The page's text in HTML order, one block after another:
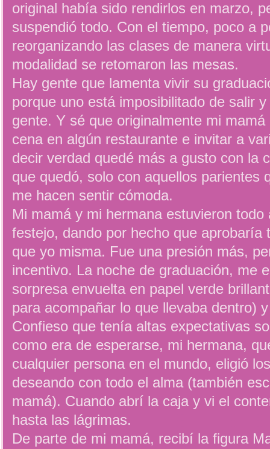
original había sido rendirlos en marzo,
suspendió todo. Con el tiempo, poco a
reorganizando las clases de manera
modalidad se retomaron las mesas.
Hay gente que lamenta vivir su
porque uno está imposibilitado de salir
gente. Y sé que originalmente mi
cena en algún restaurante e invitar a
decir verdad quedé más a gusto con la
que quedó, solo con aquellos parientes
me hacen sentir cómoda.
Mi mamá y mi hermana estuvieron todo
festejo, dando por hecho que aprobaría
que yo misma. Fue una presión más,
incentivo. La noche de graduación, me
sorpresa envuelta en papel verde
para acompañar lo que llevaba dentro)
Confieso que tenía altas expectativas
como era de esperarse, mi hermana,
cualquier persona en el mundo, eligió
deseando con todo el alma (también
mamá). Cuando abrí la caja y vi el
hasta las lágrimas.
De parte de mi mamá, recibí la figura